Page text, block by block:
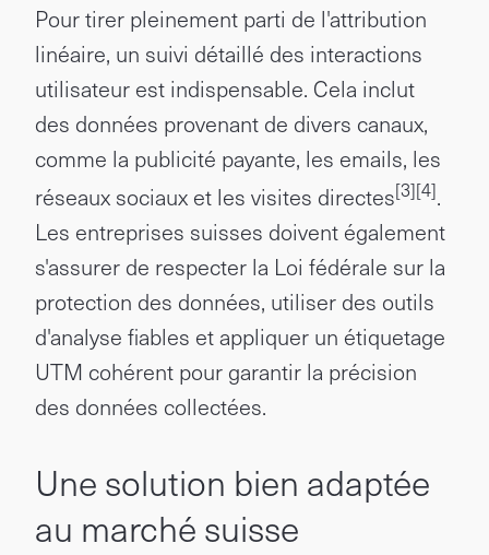
Pour tirer pleinement parti de l'attribution
linéaire, un suivi détaillé des interactions
utilisateur est indispensable. Cela inclut
des données provenant de divers canaux,
comme la publicité payante, les emails, les
réseaux sociaux et les visites directes[3][4].
Les entreprises suisses doivent également
s'assurer de respecter la Loi fédérale sur la
protection des données, utiliser des outils
d'analyse fiables et appliquer un étiquetage
UTM cohérent pour garantir la précision
des données collectées.
Une solution bien adaptée
au marché suisse